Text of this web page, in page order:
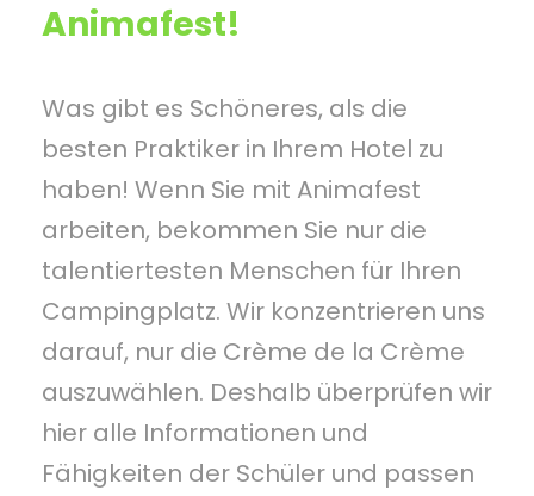
Animafest!
Was gibt es Schöneres, als die
besten Praktiker in Ihrem Hotel zu
haben! Wenn Sie mit Animafest
arbeiten, bekommen Sie nur die
talentiertesten Menschen für Ihren
Campingplatz. Wir konzentrieren uns
darauf, nur die Crème de la Crème
auszuwählen. Deshalb überprüfen wir
hier alle Informationen und
Fähigkeiten der Schüler und passen